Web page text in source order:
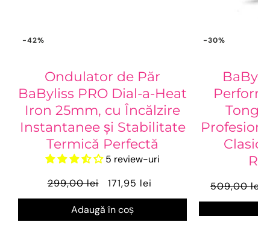
-42%
Ondulator de Păr
BaByliss PRO Dial-a-Heat
Iron 25mm, cu Încălzire
Instantanee și Stabilitate
Termică Perfectă
5 review-uri
299,00 lei
171,95 lei
Adaugă în coș
-30%
Tong
509,00 lei